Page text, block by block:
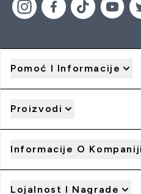
Pomoć I Informacije
Proizvodi
Informacije O Kompaniji
Lojalnost I Nagrade